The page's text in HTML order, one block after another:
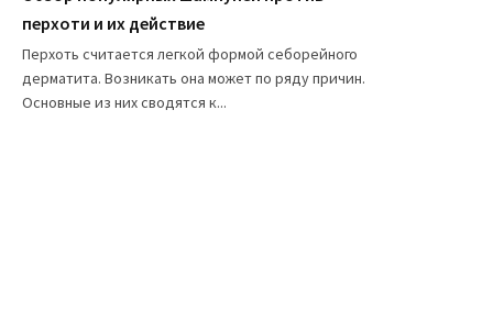
перхоти и их действие
Перхоть считается легкой формой себорейного
дерматита. Возникать она может по ряду причин.
Основные из них сводятся к...